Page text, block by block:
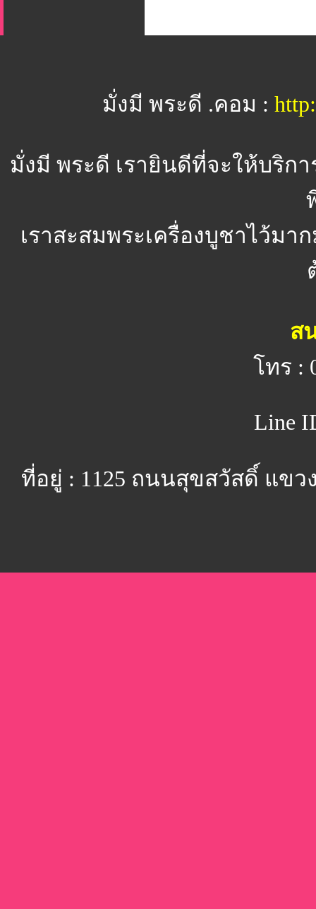
มั่งมี พระดี .คอม :
มั่งมี พระดี เรายินดีที่จะให้บริก
เราสะสมพระเครื่องบูชาไว้ม
ส
โทร :
Line
ที่อยู่ : 1125 ถนนสุขสวัสดิ์ แขว